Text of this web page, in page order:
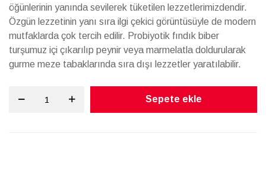
öğünlerinin yanında sevilerek tüketilen lezzetlerimizdendir.
Özgün lezzetinin yanı sıra ilgi çekici görüntüsüyle de modern
mutfaklarda çok tercih edilir. Probiyotik fındık biber
turşumuz içi çıkarılıp peynir veya marmelatla doldurularak
gurme meze tabaklarında sıra dışı lezzetler yaratılabilir.
Sepete ekle